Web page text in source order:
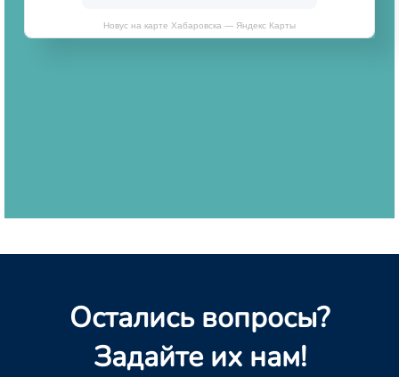
Новус на карте Хабаровска — Яндекс Карты
Остались вопросы?
Задайте их нам!